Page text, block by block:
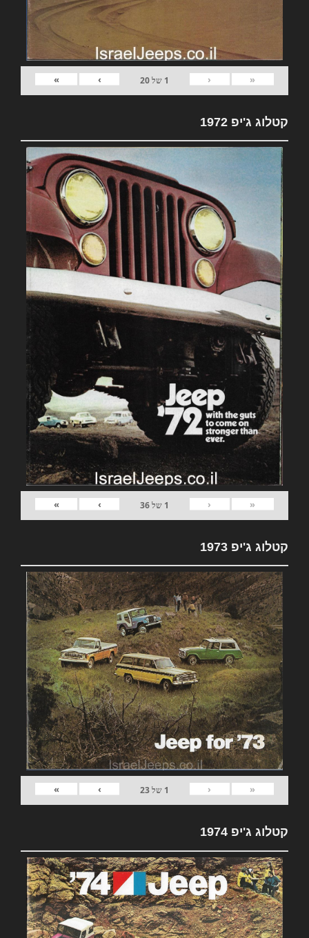
«
‹
1 של20
›
»
קטלוג ג'יפ 1972
«
‹
1 של36
›
»
קטלוג ג'יפ 1973
«
‹
1 של23
›
»
קטלוג ג'יפ 1974